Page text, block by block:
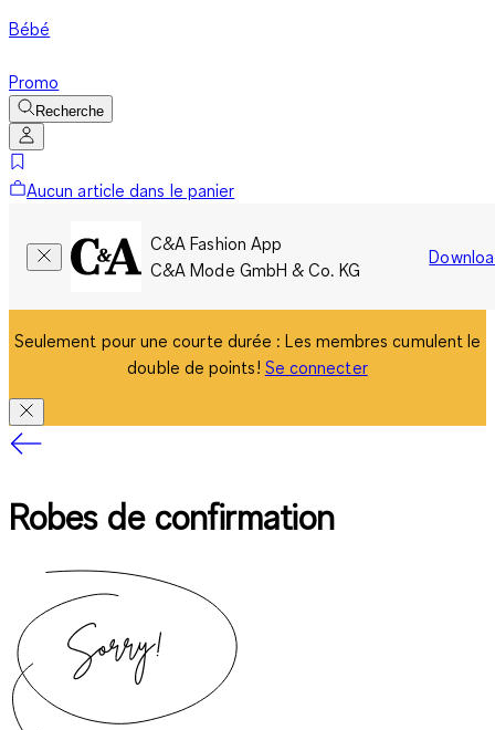
Bébé
Promo
Recherche
Aucun article dans le panier
C&A Fashion App
C&A Mode GmbH & Co. KG
Seulement pour une courte durée : Les membres cumulent le
double de points! Se connecter
Robes de confirmation